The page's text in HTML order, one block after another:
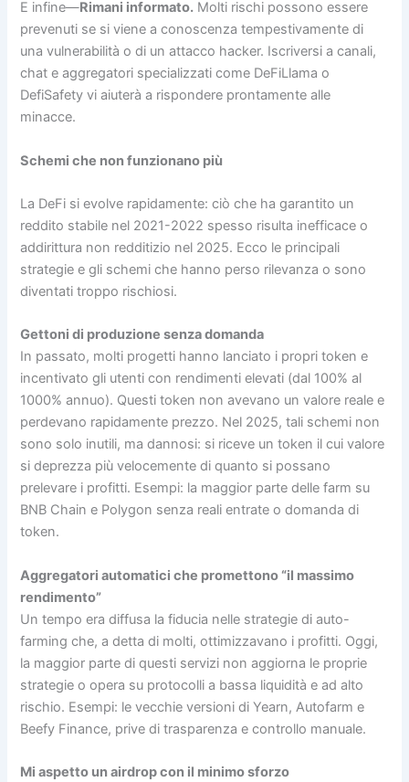
E infine—Rimani informato. Molti rischi possono essere
prevenuti se si viene a conoscenza tempestivamente di
una vulnerabilità o di un attacco hacker. Iscriversi a canali,
chat e aggregatori specializzati come DeFiLlama o
DefiSafety vi aiuterà a rispondere prontamente alle
minacce.
Schemi che non funzionano più
La DeFi si evolve rapidamente: ciò che ha garantito un
reddito stabile nel 2021-2022 spesso risulta inefficace o
addirittura non redditizio nel 2025. Ecco le principali
strategie e gli schemi che hanno perso rilevanza o sono
diventati troppo rischiosi.
Gettoni di produzione senza domanda
In passato, molti progetti hanno lanciato i propri token e
incentivato gli utenti con rendimenti elevati (dal 100% al
1000% annuo). Questi token non avevano un valore reale e
perdevano rapidamente prezzo. Nel 2025, tali schemi non
sono solo inutili, ma dannosi: si riceve un token il cui valore
si deprezza più velocemente di quanto si possano
prelevare i profitti. Esempi: la maggior parte delle farm su
BNB Chain e Polygon senza reali entrate o domanda di
token.
Aggregatori automatici che promettono “il massimo
rendimento”
Un tempo era diffusa la fiducia nelle strategie di auto-
farming che, a detta di molti, ottimizzavano i profitti. Oggi,
la maggior parte di questi servizi non aggiorna le proprie
strategie o opera su protocolli a bassa liquidità e ad alto
rischio. Esempi: le vecchie versioni di Yearn, Autofarm e
Beefy Finance, prive di trasparenza e controllo manuale.
Mi aspetto un airdrop con il minimo sforzo